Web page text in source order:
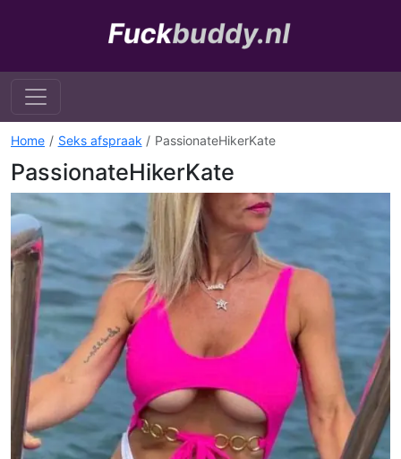
Home Seks afspraak PassionateHikerKate
PassionateHikerKate